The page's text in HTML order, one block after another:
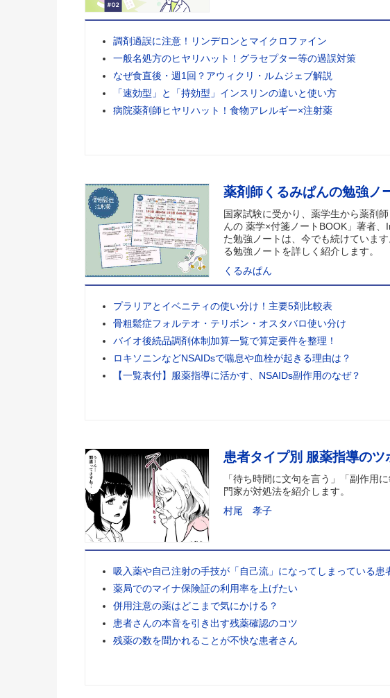
調剤過誤に注意！リンデロンとマイクロファイン
一般名処方のヒヤリハット！グラセプター等の過誤対策
なぜ食直後・週1回？アウィクリ・ルムジェブ解説
「速効型」と「持効型」インスリンの違いと使い方
病院薬剤師ヒヤリハット！食物アレルギー×注射薬
薬剤師くるみぱんの勉強ノ
国家試験に受かり、薬学生から薬剤
んの 薬学×付箋ノートBOOK」著者
た勉強ノートは、今でも続けていま
る勉強ノートを詳しく紹介します。
くるみぱん
プラリアとイベニティの使い分け！主要5剤比較表
骨粗鬆症フォルテオ・テリボン・オスタバロ使い分け
バイオ後続品調剤体制加算一覧で算定要件を整理！
ロキソニンなどNSAIDsで喘息や血栓が起きる理由は？
【一覧表付】服薬指導に活かす、NSAIDs副作用のなぜ？
患者タイプ別 服薬指導のツ
「待ち時間に文句を言う」「副作用
門家が対処法を紹介します。
村尾 孝子
吸入薬や自己注射の手技が「自己流」になってしまっている患
薬局でのマイナ保険証の利用率を上げたい
併用注意の薬はどこまで気にかける？
患者さんの本音を引き出す残薬確認のコツ
残薬の数を聞かれることが不快な患者さん